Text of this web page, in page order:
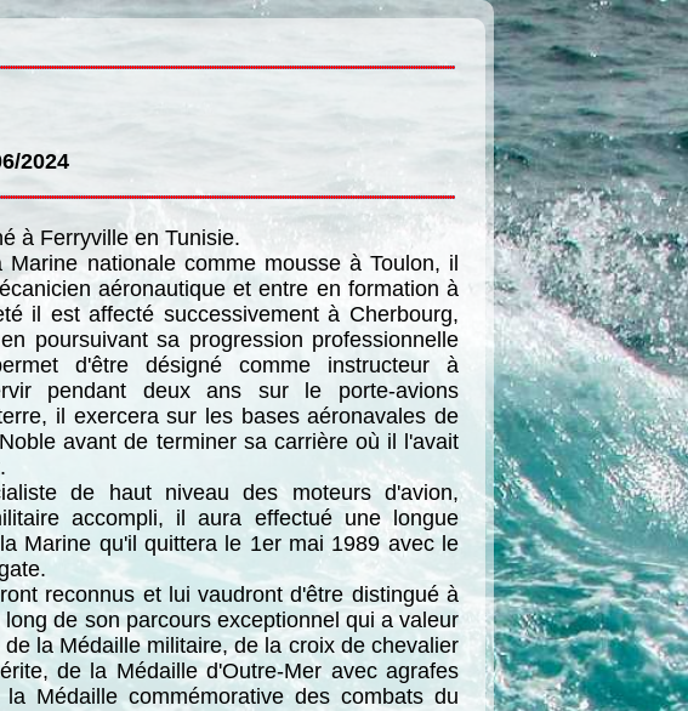
2024
à Ferryville en Tunisie.
nationale comme mousse à Toulon, il
aéronautique et entre en formation à
il est affecté successivement à Cherbourg,
poursuivant sa progression professionnelle
d'être désigné comme instructeur à
pendant deux ans sur le porte-avions
il exercera sur les bases aéronavales de
avant de terminer sa carrière où il l'avait
de haut niveau des moteurs d'avion,
accompli, il aura effectué une longue
Marine qu'il quittera le 1er mai 1989 avec le
reconnus et lui vaudront d'être distingué à
de son parcours exceptionnel qui a valeur
la Médaille militaire, de la croix de chevalier
de la Médaille d'Outre-Mer avec agrafes
Médaille commémorative des combats du